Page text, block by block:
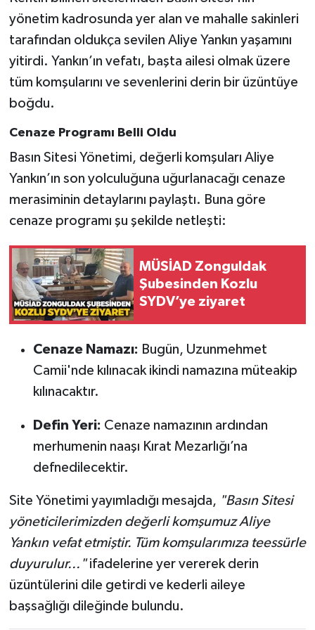
yönetim kadrosunda yer alan ve mahalle sakinleri
tarafından oldukça sevilen Aliye Yankın yaşamını
yitirdi. Yankın’ın vefatı, başta ailesi olmak üzere
tüm komşularını ve sevenlerini derin bir üzüntüye
boğdu.
Cenaze Programı Belli Oldu
Basın Sitesi Yönetimi, değerli komşuları Aliye
Yankın’ın son yolculuğuna uğurlanacağı cenaze
merasiminin detaylarını paylaştı. Buna göre
cenaze programı şu şekilde netleşti:
MÜSİAD Zonguldak
Şubesinden Kozlu
SYDV’ye ziyaret
Cenaze Namazı: Bugün, Uzunmehmet
Camii'nde kılınacak ikindi namazına müteakip
kılınacaktır.
Defin Yeri: Cenaze namazının ardından
merhumenin naaşı Kırat Mezarlığı’na
defnedilecektir.
Site Yönetimi yayımladığı mesajda, "Basın Sitesi
yöneticilerimizden değerli komşumuz Aliye
Yankın vefat etmiştir. Tüm komşularımıza teessürle
duyurulur..."ifadelerine yer vererek derin
üzüntülerini dile getirdi ve kederli aileye
başsağlığı dileğinde bulundu.
Gökçebey
GÜNDEM
İş ilanı
Kilimli
Kültür - Sanat
Politika
Resmi İlan
Röportaj
Sağlık
SİYASET
Spor
Ulusal
Yaşam